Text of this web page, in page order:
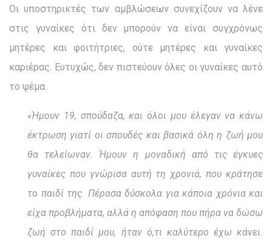
Οι υποστηρικτές των αμβλώσεων συνεχίζουν να λένε
στις γυναίκες ότι δεν μπορούν να είναι συγχρόνως
μητέρες και φοιτήτριες, ούτε μητέρες και γυναίκες
καριέρας. Ευτυχώς, δεν πιστεύουν όλες οι γυναίκες αυτό
το ψέμα.
«Ήμουν 19, σπούδαζα, και όλοι μου έλεγαν να κάνω
έκτρωση γιατί οι σπουδές και βασικά όλη η ζωή μου
θα τελείωναν. Ήμουν η μοναδική από τις έγκυες
γυναίκες που γνώρισα αυτή τη χρονιά, που κράτησε
το παιδί της. Πέρασα δύσκολα για κάποια χρόνια και
είχα προβλήματα, αλλά η απόφαση που πήρα να δώσω
ζωή στο παιδί μου, ήταν ό,τι καλύτερο έχω κάνει.